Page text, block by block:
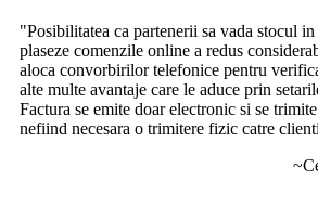
"Posibilitatea ca partenerii sa vada stocul
plaseze comenzile online a redus
aloca convorbirilor telefonice pentru
alte multe avantaje care le aduce prin
Factura se emite doar electronic si se
nefiind necesara o trimitere fizic catre